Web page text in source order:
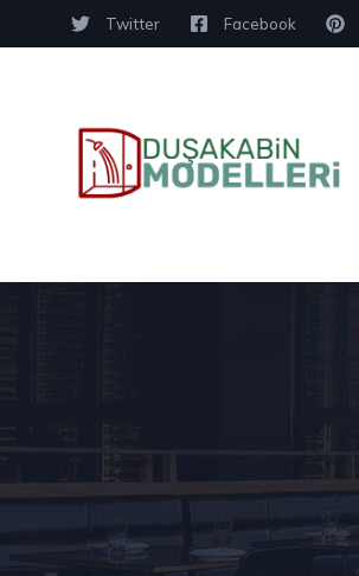
Twitter Facebook